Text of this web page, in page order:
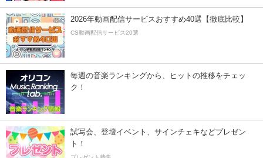
2026年動画配信サービスおすすめ40選【徹底比較】
CS動画配信サービス20選
毎週の音楽ランキングから、ヒットの推移をチェッ
ク！
試写会、登壇イベント、サインチェキなどプレゼン
ト！